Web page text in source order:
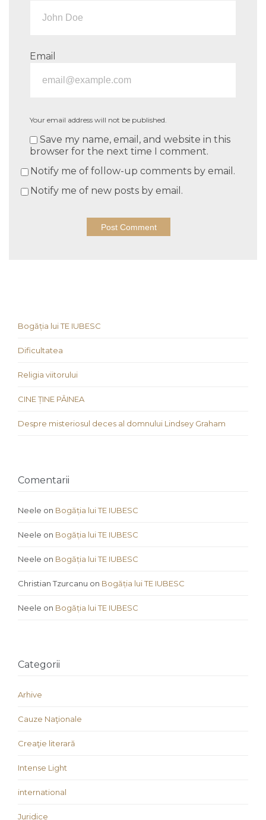
Email
Your email address will not be published.
Save my name, email, and website in this
browser for the next time I comment.
Notify me of follow-up comments by email.
Notify me of new posts by email.
Bogăția lui TE IUBESC
Dificultatea
Religia viitorului
CINE ȚINE PÂINEA
Despre misteriosul deces al domnului Lindsey Graham
Comentarii
Neele on Bogăția lui TE IUBESC
Neele on Bogăția lui TE IUBESC
Neele on Bogăția lui TE IUBESC
Christian Tzurcanu on Bogăția lui TE IUBESC
Neele on Bogăția lui TE IUBESC
Categorii
Arhive
Cauze Naţionale
Creaţie literară
Intense Light
international
Juridice